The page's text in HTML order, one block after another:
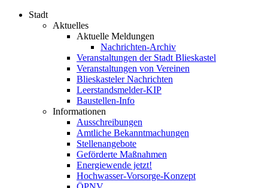
Stadt
Aktuelles
Aktuelle Meldungen
Nachrichten-Archiv
Veranstaltungen der Stadt Blieskastel
Veranstaltungen von Vereinen
Blieskasteler Nachrichten
Leerstandsmelder-KIP
Baustellen-Info
Informationen
Ausschreibungen
Amtliche Bekanntmachungen
Stellenangebote
Geförderte Maßnahmen
Energiewende jetzt!
Hochwasser-Vorsorge-Konzept